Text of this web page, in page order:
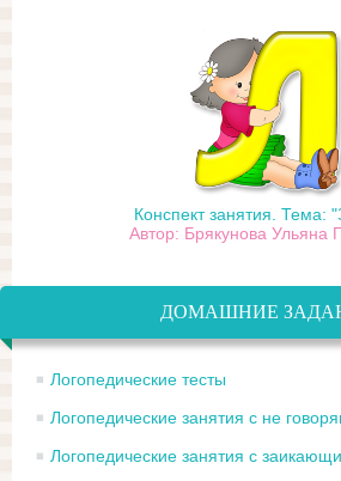
Конспект занятия. Тема:
Автор: Брякунова Ульяна
ДОМАШНИЕ
Логопедические тесты
Логопедические занятия с не
Логопедические занятия с